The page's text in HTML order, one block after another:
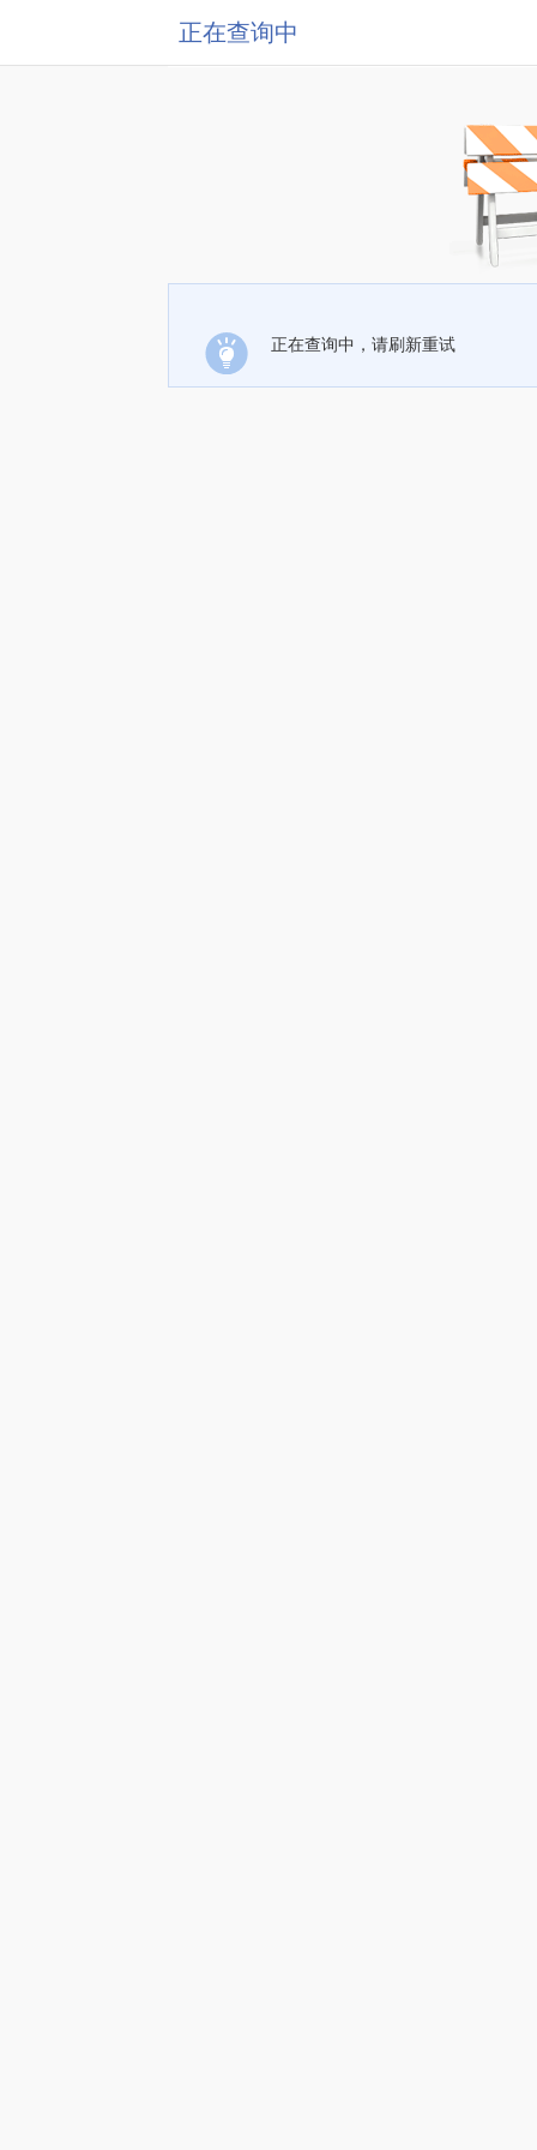
正在查询中
正在查询中，请刷新重试